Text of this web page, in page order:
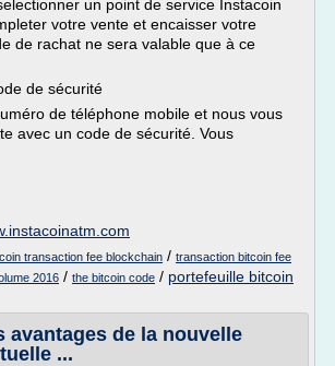
un point de service Instacoin
votre vente et encaisser votre
de rachat ne sera valable que à ce
de sécurité
de téléphone mobile et nous vous
avec un code de sécurité. Vous
transaction fee blockchain / transaction bitcoin fee
2016 / the bitcoin code / portefeuille bitcoin
avantages de la nouvelle
...